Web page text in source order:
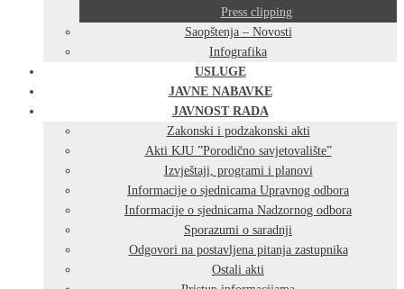
Press clipping
Saopštenja – Novosti
Infografika
USLUGE
JAVNE NABAVKE
JAVNOST RADA
Zakonski i podzakonski akti
Akti KJU ”Porodično savjetovalište”
Izvještaji, programi i planovi
Informacije o sjednicama Upravnog odbora
Informacije o sjednicama Nadzornog odbora
Sporazumi o saradnji
Odgovori na postavljena pitanja zastupnika
Ostali akti